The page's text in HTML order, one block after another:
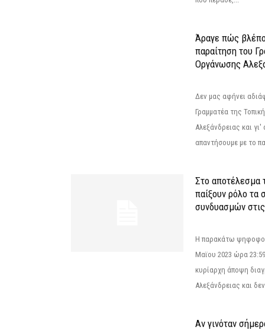
Άραγε πώς
παραίτηση του
Οργάνωσης
Δεν μας αφήνει
Γραμματέα της
Αλεξάνδρειας και γι'
απαντήσουμε με το
Στο αποτέλεσμα
παίξουν ρόλο τα
συνδυασμών
Η παρακάτω
Μαϊου 2023 ώρα
κυρίαρχη άποψη
Αλεξάνδρειας και
Αν γινόταν